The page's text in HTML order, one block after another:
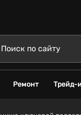
Ремонт Трейд-